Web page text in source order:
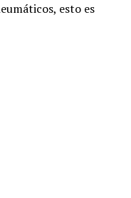
esto es